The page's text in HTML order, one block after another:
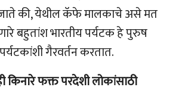
की, येथील कॅफे मालकाचे असे मत
बहुतांश भारतीय पर्यटक हे पुरुष
गैरवर्तन करतात.
किनारे फक्त परदेशी लोकांसाठी